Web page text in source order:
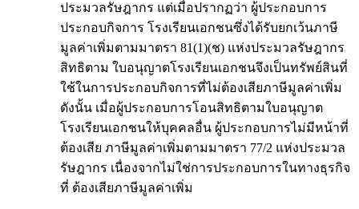
ประมวลรัษฎากร แต่เมื่อปรากฏว่า ผู้ประกอบการ
ประกอบกิจการ โรงเรียนเอกชนซึ่งได้รับยกเว้นภาษี
มูลค่าเพิ่มตามมาตรา 81(1)(ช) แห่งประมวลรัษฎากร
สิทธิตาม ใบอนุญาตโรงเรียนเอกชนจึงเป็นทรัพย์สินที่
ใช้ในการประกอบกิจการที่ไม่ต้องเสียภาษีมูลค่าเพิ่ม
ดังนั้น เมื่อผู้ประกอบการโอนสิทธิตามใบอนุญาต
โรงเรียนเอกชนให้บุคคลอื่น ผู้ประกอบการไม่มีหน้าที่
ต้องเสีย ภาษีมูลค่าเพิ่มตามมาตรา 77/2 แห่งประมวล
รัษฎากร เนื่องจากไม่ใช่การประกอบการในทางธุรกิจ
ที่ ต้องเสียภาษีมูลค่าเพิ่ม